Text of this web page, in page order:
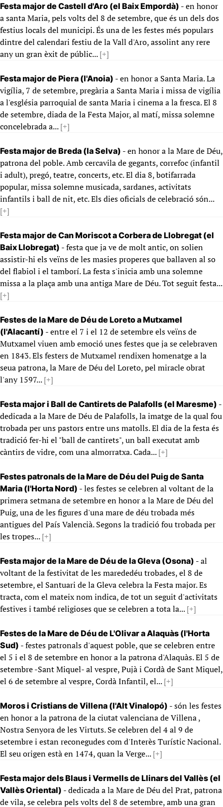
Festa major de Castell d'Aro (el Baix Empordà) - en honor
a santa Maria, pels volts del 8 de setembre, que és un dels dos
festius locals del municipi. És una de les festes més populars
dintre del calendari festiu de la Vall d'Aro, assolint any rere
any un gran èxit de públic...[+]
Festa major de Piera (l'Anoia) - en honor a Santa Maria. La
vigília, 7 de setembre, pregària a Santa Maria i missa de vigília
a l'església parroquial de santa Maria i cinema a la fresca. El 8
de setembre, diada de la Festa Major, al matí, missa solemne
concelebrada a...[+]
Festa major de Breda (la Selva) - en honor a la Mare de Déu,
patrona del poble. Amb cercavila de gegants, correfoc (infantil
i adult), pregó, teatre, concerts, etc. El dia 8, botifarrada
popular, missa solemne musicada, sardanes, activitats
infantils i ball de nit, etc. Els dies oficials de celebració són...
[+]
Festa major de Can Moriscot a Corbera de Llobregat (el
Baix Llobregat) - festa que ja ve de molt antic, on solien
assistir-hi els veïns de les masies properes que ballaven al so
del flabiol i el tamborí. La festa s'inicia amb una solemne
missa a la plaça amb una antiga Mare de Déu. Tot seguit festa...
[+]
Festes de la Mare de Déu de Loreto a Mutxamel
(l'Alacantí) - entre el 7 i el 12 de setembre els veïns de
Mutxamel viuen amb emoció unes festes que ja se celebraven
en 1843. Els festers de Mutxamel rendixen homenatge a la
seua patrona, la Mare de Déu del Loreto, pel miracle obrat
l'any 1597...[+]
Festa major i Ball de Cantirets de Palafolls (el Maresme) -
dedicada a la Mare de Déu de Palafolls, la imatge de la qual fou
trobada per uns pastors entre uns matolls. El dia de la festa és
tradició fer-hi el "ball de cantirets", un ball executat amb
càntirs de vidre, com una almorratxa. Cada...[+]
Festes patronals de la Mare de Déu del Puig de Santa
Maria (l'Horta Nord) - les festes se celebren al voltant de la
primera setmana de setembre en honor a la Mare de Déu del
Puig, una de les figures d'una mare de déu trobada més
antigues del País Valencià. Segons la tradició fou trobada per
les tropes...[+]
Festa major de la Mare de Déu de la Gleva (Osona) - al
voltant de la festivitat de les marededéu trobades, el 8 de
setembre, el Santuari de la Gleva celebra la Festa major. Es
tracta, com el mateix nom indica, de tot un seguit d'activitats
festives i també religioses que se celebren a tota la...[+]
Festes de la Mare de Déu de L'Olivar a Alaquàs (l'Horta
Sud) - festes patronals d'aquest poble, que se celebren entre
el 5 i el 8 de setembre en honor a la patrona d'Alaquàs. El 5 de
setembre -Sant Miquel- al vespre, Pujà i Cordà de Sant Miquel,
el 6 de setembre al vespre, Cordà Infantil, el...[+]
Moros i Cristians de Villena (l'Alt Vinalopó) - són les festes
en honor a la patrona de la ciutat valenciana de Villena ,
Nostra Senyora de les Virtuts. Se celebren del 4 al 9 de
setembre i estan reconegudes com d'Interès Turístic Nacional.
El seu origen està en 1474, quan la Verge...[+]
Festa major dels Blaus i Vermells de Llinars del Vallès (el
Vallès Oriental) - dedicada a la Mare de Déu del Prat, patrona
de vila, se celebra pels volts del 8 de setembre, amb una gran